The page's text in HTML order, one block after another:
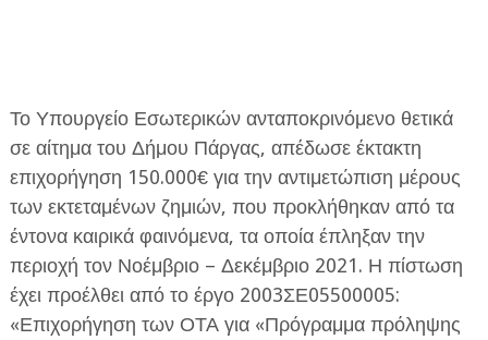
ΔΙΕΘΝΗ
ΕΦΗΜΕΡΙΔΑ Η ΠΑΡΓΑ
Το Υπουργείο Εσωτερικών ανταποκρινόμενο θετικά
σε αίτημα του Δήμου Πάργας, απέδωσε έκτακτη
επιχορήγηση 150.000€ για την αντιμετώπιση μέρους
των εκτεταμένων ζημιών, που προκλήθηκαν από τα
έντονα καιρικά φαινόμενα, τα οποία έπληξαν την
περιοχή τον Νοέμβριο – Δεκέμβριο 2021. Η πίστωση
έχει προέλθει από το έργο 2003ΣΕ05500005:
«Επιχορήγηση των ΟΤΑ για «Πρόγραμμα πρόληψης